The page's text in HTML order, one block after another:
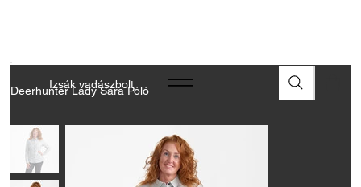
Izsák vadászbolt
Deerhunter Lady Sara Póló